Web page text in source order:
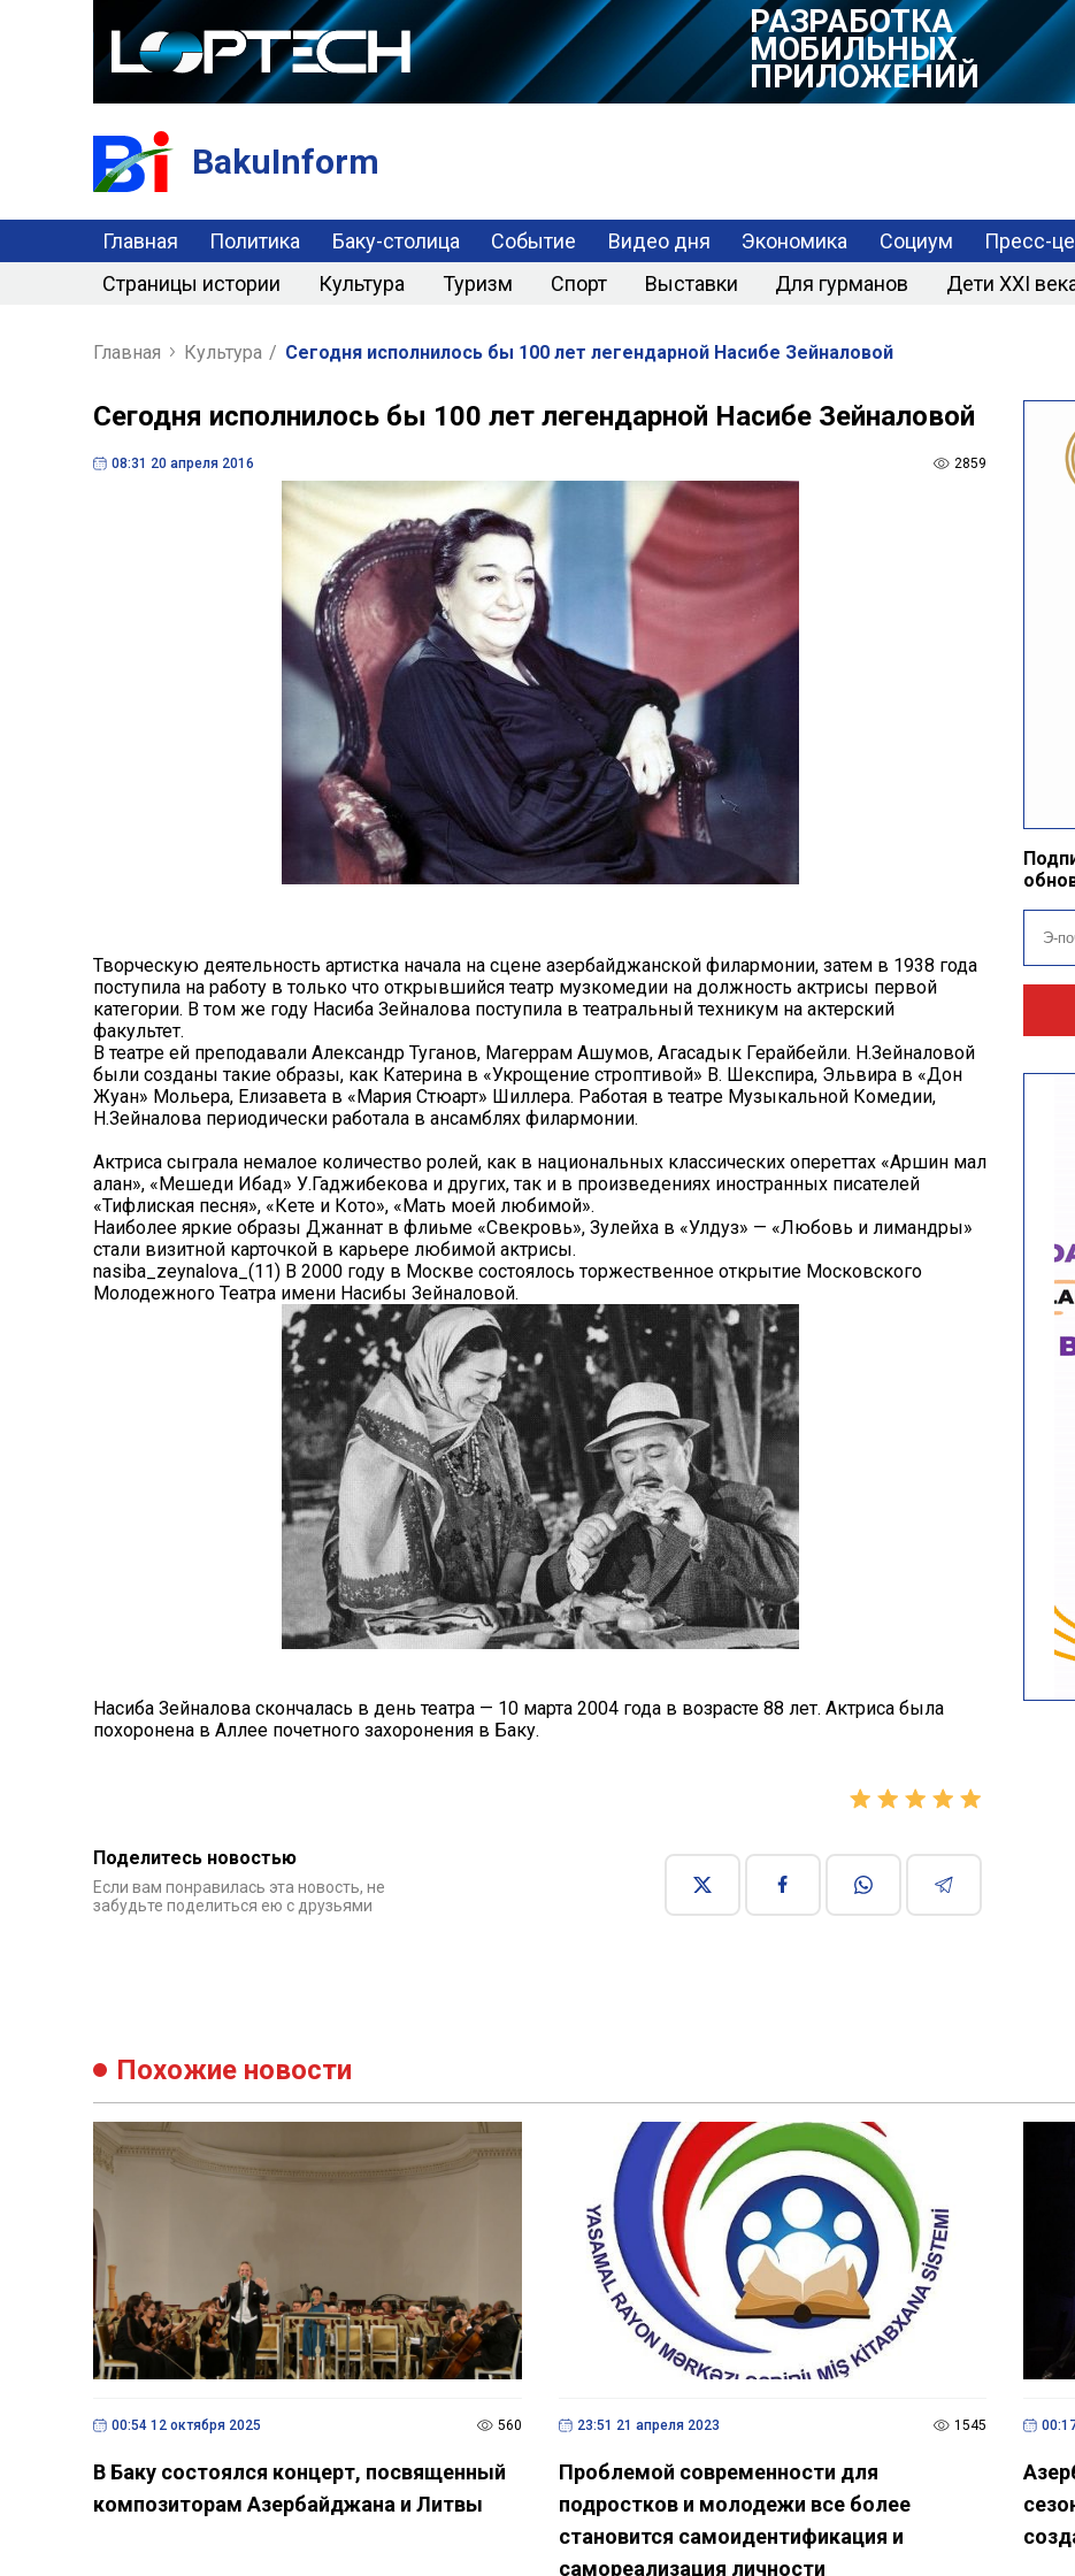
РАЗРАБОТКА
МОБИЛЬНЫХ
ПРИЛОЖЕНИЙ
BakuInform
Главная Политика Баку-столица Событие Видео дня Экономика Социум Пресс-
Страницы истории
Культура Туризм Спорт Выставки Для гурманов Дети XXI
Главная Культура / Сегодня исполнилось бы 100 лет легендарной Насибе Зейналовой
Сегодня исполнилось бы 100 лет легендарной Насибе Зейналовой
08:31 20 апреля 2016 2859
Творческую деятельность артистка начала на сцене азербайджанской филармонии, затем в 1938 года
поступила на работу в только что открывшийся театр музкомедии на должность актрисы первой
категории. В том же году Насиба Зейналова поступила в театральный техникум на актерский
факультет.
В театре ей преподавали Александр Туганов, Магеррам Ашумов, Агасадык Герайбейли. Н.Зейналовой
были созданы такие образы, как Катерина в «Укрощение строптивой» В. Шекспира, Эльвира в «Дон
Жуан» Мольера, Елизавета в «Мария Стюарт» Шиллера. Работая в театре Музыкальной Комедии,
Н.Зейналова периодически работала в ансамблях филармонии.
Актриса сыграла немалое количество ролей, как в национальных классических опереттах «Аршин мал
алан», «Мешеди Ибад» У.Гаджибекова и других, так и в произведениях иностранных писателей
«Тифлиская песня», «Кете и Кото», «Мать моей любимой».
Наиболее яркие образы Джаннат в флиьме «Свекровь», Зулейха в «Улдуз» — «Любовь и лимандры»
стали визитной карточкой в карьере любимой актрисы.
nasiba_zeynalova_(11) В 2000 году в Москве состоялось торжественное открытие Московского
Молодежного Театра имени Насибы Зейналовой.
Насиба Зейналова скончалась в день театра — 10 марта 2004 года в возрасте 88 лет. Актриса была
похоронена в Аллее почетного захоронения в Баку.
Поделитесь новостью
Если вам понравилась эта новость, не
забудьте поделиться ею с друзьями
Похожие новости
00:54 12 октября 2025 560
В Баку состоялся концерт, посвященный
композиторам Азербайджана и Литвы
23:51 21 апреля 2023 1545
Проблемой современности для
подростков и молодежи все более
становится самоидентификация и
самореализация личности